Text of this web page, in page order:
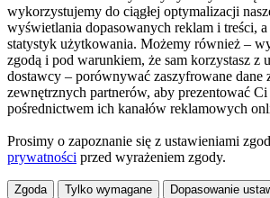
wykorzystujemy do ciągłej optymalizacji
wyświetlania dopasowanych reklam i treści,
statystyk użytkowania. Możemy również –
zgodą i pod warunkiem, że sam korzystasz z
dostawcy – porównywać zaszyfrowane dane
zewnętrznych partnerów, aby prezentować
pośrednictwem ich kanałów reklamowych
Prosimy o zapoznanie się z ustawieniami
prywatności przed wyrażeniem zgody.
Zgoda Tylko wymagane Dopasowanie